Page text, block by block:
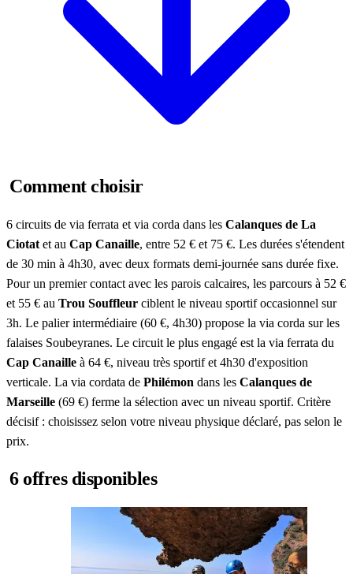
Comment choisir
6 circuits de via ferrata et via corda dans les Calanques de La
Ciotat et au Cap Canaille, entre 52 € et 75 €. Les durées s'étendent
de 30 min à 4h30, avec deux formats demi-journée sans durée fixe.
Pour un premier contact avec les parois calcaires, les parcours à 52 €
et 55 € au Trou Souffleur ciblent le niveau sportif occasionnel sur
3h. Le palier intermédiaire (60 €, 4h30) propose la via corda sur les
falaises Soubeyranes. Le circuit le plus engagé est la via ferrata du
Cap Canaille à 64 €, niveau très sportif et 4h30 d'exposition
verticale. La via cordata de Philémon dans les Calanques de
Marseille (69 €) ferme la sélection avec un niveau sportif. Critère
décisif : choisissez selon votre niveau physique déclaré, pas selon le
prix.
6 offres disponibles